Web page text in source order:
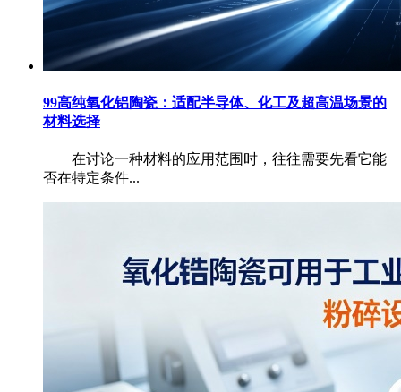
99高纯氧化铝陶瓷：适配半导体、化工及超高温场景的
材料选择
在讨论一种材料的应用范围时，往往需要先看它能
否在特定条件...